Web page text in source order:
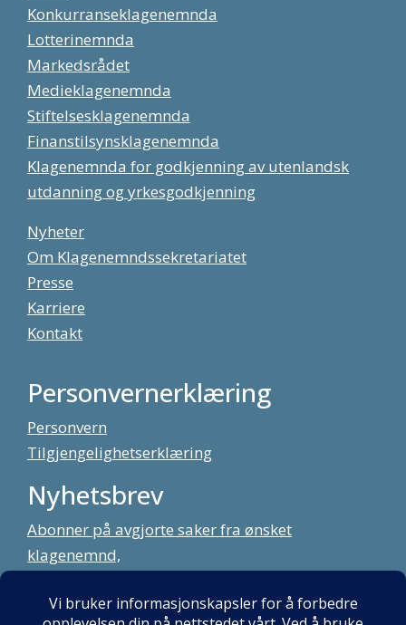
Konkurranseklagenemnda
Lotterinemnda
Markedsrådet
Medieklagenemnda
Stiftelsesklagenemnda
Finanstilsynsklagenemnda
Klagenemnda for godkjenning av utenlandsk
utdanning og yrkesgodkjenning
Nyheter
Om Klagenemndssekretariatet
Presse
Karriere
Kontakt
Personvernerklæring
Personvern
Tilgjengelighetserklæring
Nyhetsbrev
Abonner på avgjorte saker fra ønsket
klagenemnd,